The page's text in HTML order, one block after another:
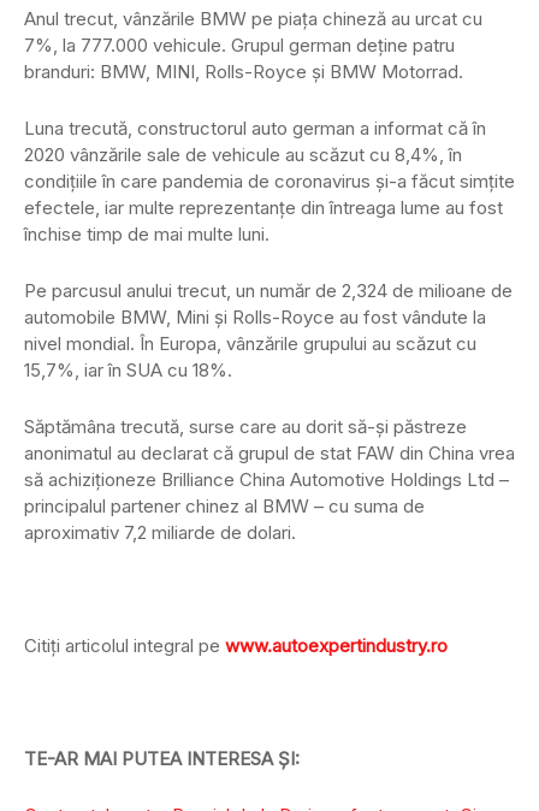
Anul trecut, vânzările BMW pe piaţa chineză au urcat cu
7%, la 777.000 vehicule. Grupul german deţine patru
branduri: BMW, MINI, Rolls-Royce şi BMW Motorrad.
Luna trecută, constructorul auto german a informat că în
2020 vânzările sale de vehicule au scăzut cu 8,4%, în
condiţiile în care pandemia de coronavirus şi-a făcut simţite
efectele, iar multe reprezentanţe din întreaga lume au fost
închise timp de mai multe luni.
Pe parcusul anului trecut, un număr de 2,324 de milioane de
automobile BMW, Mini şi Rolls-Royce au fost vândute la
nivel mondial. În Europa, vânzările grupului au scăzut cu
15,7%, iar în SUA cu 18%.
Săptămâna trecută, surse care au dorit să-şi păstreze
anonimatul au declarat că grupul de stat FAW din China vrea
să achiziţioneze Brilliance China Automotive Holdings Ltd –
principalul partener chinez al BMW – cu suma de
aproximativ 7,2 miliarde de dolari.
Citiți articolul integral pe www.autoexpertindustry.ro
TE-AR MAI PUTEA INTERESA ȘI: